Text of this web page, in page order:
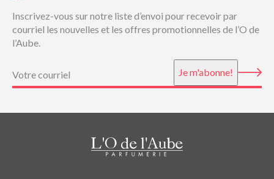
Inscrivez-vous sur notre liste d’envoi pour recevoir par
courriel les nouvelles et les offres promotionnelles de l’O de
l’Aube.
Je m'abonne!